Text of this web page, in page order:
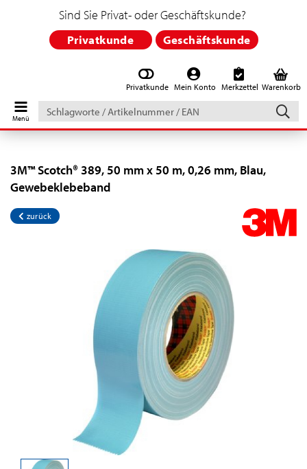
Privatkunde Mein Konto Merkzettel Warenkorb
Schlagworte
/
Artikelnummer
EAN
Sind Sie Privat- oder Geschäftskunde?
Privatkunde Geschäftskunde
3M™ Scotch® 389, 50 mm x 50 m, 0,26 mm, Blau,
Gewebeklebeband
zurück